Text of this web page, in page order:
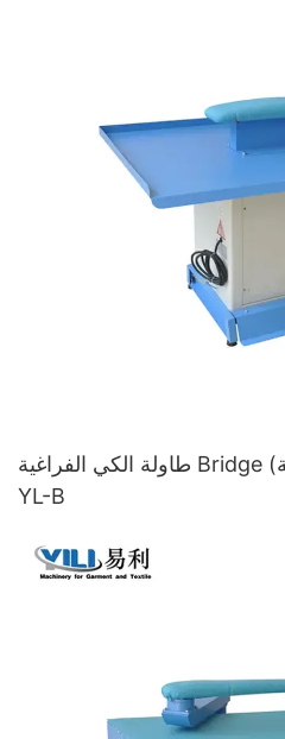
طاولة الكي الفراغية Bridge (طاولة مع تدفئة كهربائية)
YL-B